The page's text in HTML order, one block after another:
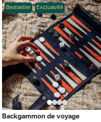
Bestseller Exclusivité
Backgammon de voyage